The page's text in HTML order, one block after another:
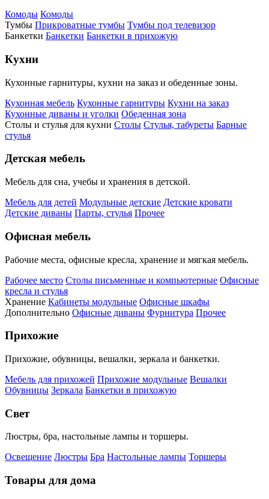
Комоды Комоды
Тумбы Прикроватные тумбы Тумбы под телевизор
Банкетки Банкетки Банкетки в прихожую
Кухни
Кухонные гарнитуры, кухни на заказ и обеденные зоны.
Кухонная мебель Кухонные гарнитуры Кухни на заказ
Кухонные диваны и уголки Обеденная зона
Столы и стулья для кухни Столы Стулья, табуреты Барные
стулья
Детская мебель
Мебель для сна, учебы и хранения в детской.
Мебель для детей Модульные детские Детские кровати
Детские диваны Парты, стулья Прочее
Офисная мебель
Рабочие места, офисные кресла, хранение и мягкая мебель.
Рабочее место Столы письменные и компьютерные Офисные
кресла и стулья
Хранение Кабинеты модульные Офисные шкафы
Дополнительно Офисные диваны Фурнитура Прочее
Прихожие
Прихожие, обувницы, вешалки, зеркала и банкетки.
Мебель для прихожей Прихожие модульные Вешалки
Обувницы Зеркала Банкетки в прихожую
Свет
Люстры, бра, настольные лампы и торшеры.
Освещение Люстры Бра Настольные лампы Торшеры
Товары для дома